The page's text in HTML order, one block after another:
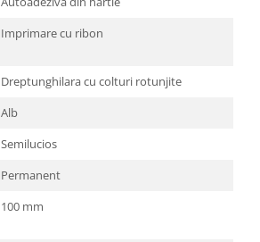
Imprimare cu ribon
Dreptunghilara cu colturi rotunjite
Alb
Semilucios
Permanent
100 mm